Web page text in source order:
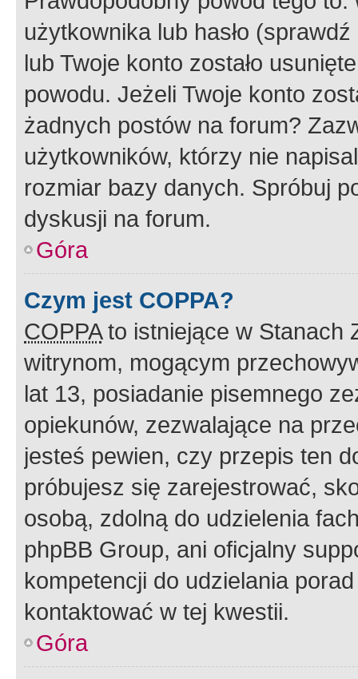
użytkownika lub hasło
lub Twoje konto zostało
powodu. Jeżeli Twoje konto
żadnych postów na forum?
użytkowników, którzy nie
rozmiar bazy danych. Spróbuj
dyskusji na forum.
Góra
Czym jest COPPA?
COPPAto istniejące w Stanach
witrynom, mogącym
lat 13, posiadanie pisemnego
opiekunów, zezwalające na
jesteś pewien, czy przepis ten
próbujesz się zarejestrować,
osobą, zdolną do udzielenia
phpBB Group, ani oficjalny
kompetencji do udzielania
kontaktować w tej kwestii.
Góra